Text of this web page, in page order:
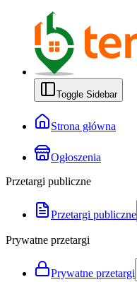
Toggle Sidebar
Strona główna
Ogłoszenia
Przetargi publiczne
Przetargi publiczne
Prywatne przetargi
Prywatne przetargi